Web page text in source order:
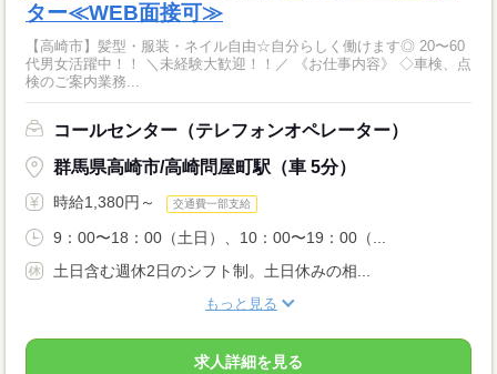
ター≪WEB面接可≫
【高崎市】髪型・服装・ネイル自由☆自分らしく働けます◎ 20〜60
代男女活躍中！！ ＼未経験大歓迎！！／ 《お仕事内容》 ◇車検、点
検のご案内業務...
コールセンター（テレフォンオペレーター）
群馬県高崎市/高崎問屋町駅（車 5分）
時給1,380円～ 交通費一部支給
9：00〜18：00（土日）、10：00〜19：00（...
土日含む週休2日のシフト制。土日休みの相...
もっと見る
求人詳細を見る